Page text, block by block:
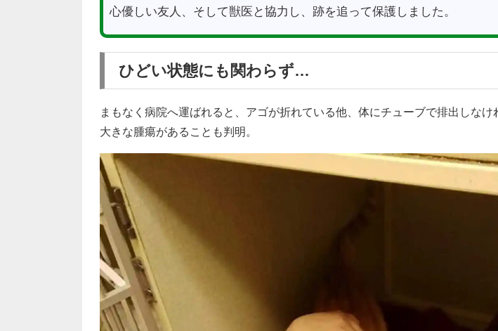
心優しい友人、そして獣医と協力し、跡を追って保護しました。
ひどい状態にも関わらず…
まもなく病院へ運ばれると、アゴが折れている他、体にチューブで排出しなけ
大きな腫瘍があることも判明。